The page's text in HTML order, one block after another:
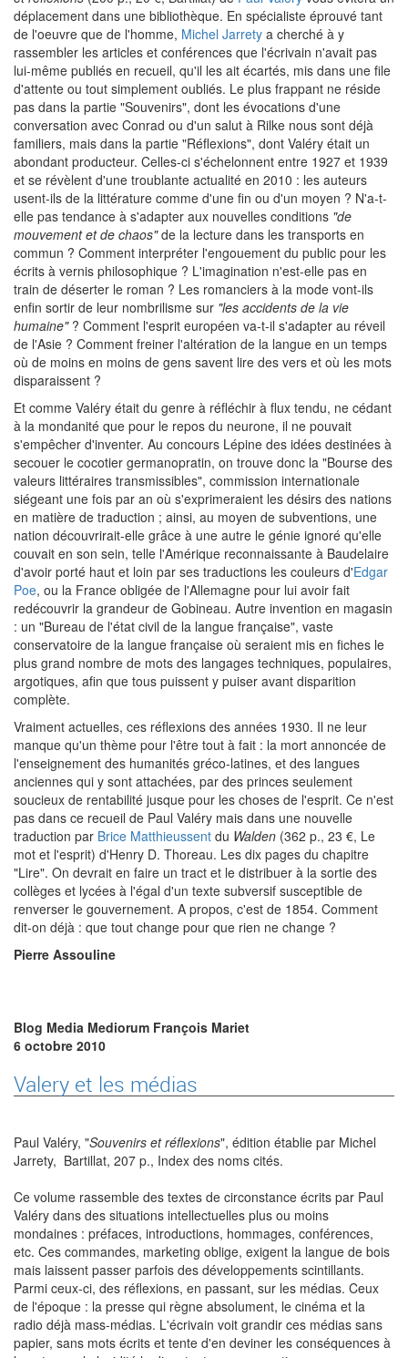
déplacement dans une bibliothèque. En spécialiste éprouvé tant
de l'oeuvre que de l'homme, Michel Jarrety a cherché à y
rassembler les articles et conférences que l'écrivain n'avait pas
lui-même publiés en recueil, qu'il les ait écartés, mis dans une file
d'attente ou tout simplement oubliés. Le plus frappant ne réside
pas dans la partie "Souvenirs", dont les évocations d'une
conversation avec Conrad ou d'un salut à Rilke nous sont déjà
familiers, mais dans la partie "Réflexions", dont Valéry était un
abondant producteur. Celles-ci s'échelonnent entre 1927 et 1939
et se révèlent d'une troublante actualité en 2010 : les auteurs
usent-ils de la littérature comme d'une fin ou d'un moyen ? N'a-t-
elle pas tendance à s'adapter aux nouvelles conditions "de
mouvement et de chaos"de la lecture dans les transports en
commun ? Comment interpréter l'engouement du public pour les
écrits à vernis philosophique ? L'imagination n'est-elle pas en
train de déserter le roman ? Les romanciers à la mode vont-ils
enfin sortir de leur nombrilisme sur "les accidents de la vie
humaine"? Comment l'esprit européen va-t-il s'adapter au réveil
de l'Asie ? Comment freiner l'altération de la langue en un temps
où de moins en moins de gens savent lire des vers et où les mots
disparaissent ?
Et comme Valéry était du genre à réfléchir à flux tendu, ne cédant
à la mondanité que pour le repos du neurone, il ne pouvait
s'empêcher d'inventer. Au concours Lépine des idées destinées à
secouer le cocotier germanopratin, on trouve donc la "Bourse des
valeurs littéraires transmissibles", commission internationale
siégeant une fois par an où s'exprimeraient les désirs des nations
en matière de traduction ; ainsi, au moyen de subventions, une
nation découvrirait-elle grâce à une autre le génie ignoré qu'elle
couvait en son sein, telle l'Amérique reconnaissante à Baudelaire
d'avoir porté haut et loin par ses traductions les couleurs d'Edgar
Poe, ou la France obligée de l'Allemagne pour lui avoir fait
redécouvrir la grandeur de Gobineau. Autre invention en magasin
: un "Bureau de l'état civil de la langue française", vaste
conservatoire de la langue française où seraient mis en fiches le
plus grand nombre de mots des langages techniques, populaires,
argotiques, afin que tous puissent y puiser avant disparition
complète.
Vraiment actuelles, ces réflexions des années 1930. Il ne leur
manque qu'un thème pour l'être tout à fait : la mort annoncée de
l'enseignement des humanités gréco-latines, et des langues
anciennes qui y sont attachées, par des princes seulement
soucieux de rentabilité jusque pour les choses de l'esprit. Ce n'est
pas dans ce recueil de Paul Valéry mais dans une nouvelle
traduction par Brice Matthieussent du Walden (362 p., 23 €, Le
mot et l'esprit) d'Henry D. Thoreau. Les dix pages du chapitre
"Lire". On devrait en faire un tract et le distribuer à la sortie des
collèges et lycées à l'égal d'un texte subversif susceptible de
renverser le gouvernement. A propos, c'est de 1854. Comment
dit-on déjà : que tout change pour que rien ne change ?
Pierre Assouline
Blog Media Mediorum François Mariet
6 octobre 2010
Valery et les médias
Paul Valéry, "Souvenirs et réflexions", édition établie par Michel
Jarrety, Bartillat, 207 p., Index des noms cités.
Ce volume rassemble des textes de circonstance écrits par Paul
Valéry dans des situations intellectuelles plus ou moins
mondaines : préfaces, introductions, hommages, conférences,
etc. Ces commandes, marketing oblige, exigent la langue de bois
mais laissent passer parfois des développements scintillants.
Parmi ceux-ci, des réflexions, en passant, sur les médias. Ceux
de l'époque : la presse qui règne absolument, le cinéma et la
radio déjà mass-médias. L'écrivain voit grandir ces médias sans
papier, sans mots écrits et tente d'en deviner les conséquences à